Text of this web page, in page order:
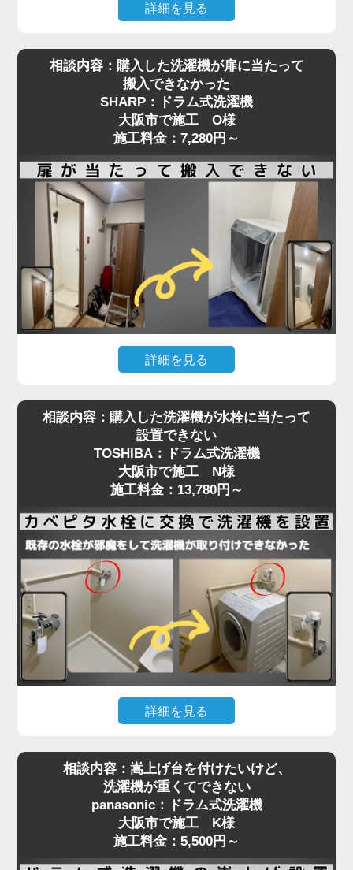
ドラム式洗濯機の取り付けは、見た目以上に重量や
配管の問題でトラブルになりやすい作業です。ご自
身での無理な設置は事故や水漏れの原因にもなりま
すので、専門の業者にお任せいただくのが安心で
す。お困りの際は、ぜひお気軽にご相談ください。
詳細を見る
濯パンと本体のサイズがギリギリで、引っ越し業者
から「設置はできない」と断られてしまった…そん
なご相談を、大阪市で施工をご依頼いただいたT様
からいただきました。設置予定のAQUA製ドラム式
洗濯機は、洗面台・壁・ドア枠の間にピタリと収め
る必要があり、数センチの誤差も許されない状況で
した。
さらに、他の業者にも断られたとのことで、当店に
ご連絡をいただいた際には「設置できる業者が見つ
からず困っている」とのお声も。現地を確認したう
えで、洗濯パンと各障害物との距離を慎重に測りな
がら、数ミリ単位で位置調整し、無事に搬入・設置
を完了しました。施工料金は3,980円～で、T様にも
大変ご満足いただけました。
「スペースが狭い」「他社に断られた」など、難し
い設置条件でも対応可能なケースは多くあります。
まずはお気軽にご相談ください。プロの判断で最適
な方法をご提案いたします
相談内容：購入した洗濯機が扉に当たって
搬入できなかった
SHARP：ドラム式洗濯機
大阪市で施工 O様
施工料金：7,280円～
詳細を見る
っとした障害が設置を難しくすることがあります。
今回、大阪市でご依頼いただいたO様のケースで
は、「購入したSHARPのドラム式洗濯機が脱衣所
の扉に当たって入らない」というお悩みでした。
現地確認の結果、開き戸の開口幅が洗濯機本体の寸
法ギリギリで、水栓位置はクリアしていたものの、
扉が障害物となって搬入が不可能な状態。そのた
め、扉を丁寧に取り外してから搬入し、所定の位置
に設置。その後、扉を元通りに復旧することでスム
ーズに作業を完了しました。施工料金はドラム式洗
濯機設置費用と扉の脱着費用で7,280円～となり、
「最初はどうなるかと思ったけど、無事に入って本
当に助かりました」とお喜びいただきました。
洗濯機取り付けには、扉や壁、水栓の位置などさま
ざまな要素が関係します。搬入の難しい住宅でも対
い。プロが現場で判断し、最適な方法で確実に設置
いたします。
相談内容：購入した洗濯機が水栓に当たって
設置できない
TOSHIBA：ドラム式洗濯機
大阪市で施工 N様
施工料金：13,780円～
詳細を見る
らない」といったご相談は、ドラム式洗濯機に特に
多く見られます。今回、大阪市で施工させていただ
いたN様のご自宅もまさにそのケースでした。購入
されたのはTOSHIBAのドラム式洗濯機。設置スペ
ースには洗濯パンがありましたが、既設の蛇口（水
相談内容：嵩上げ台を付けたいけど、
洗濯機が重くてできない
panasonic：ドラム式洗濯機
大阪市で施工 K様
施工料金：5,500円～